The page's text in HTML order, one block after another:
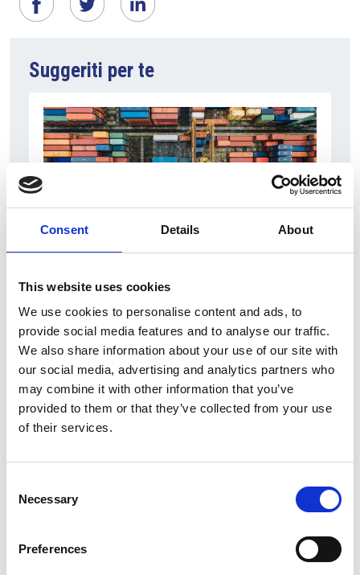
Consent Details About
This website uses cookies
We use cookies to personalise content and ads, to
provide social media features and to analyse our traffic.
We also share information about your use of our site with
our social media, advertising and analytics partners who
may combine it with other information that you’ve
provided to them or that they’ve collected from your use
of their services.
Selection
Necessary
Preferences
Suggeriti per te
nel primo semestre i dieci miliardi di euro
Interviste
Overview Economica
Repubblica Ceca